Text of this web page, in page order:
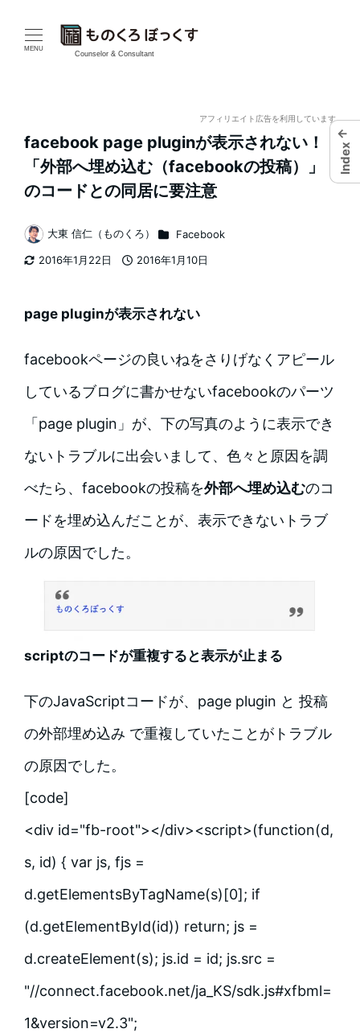
MENU
Counselor & Consultant
アフィリエイト広告を利用しています
facebook page pluginが表示されない！
「外部へ埋め込む（facebookの投稿）」
のコードとの同居に要注意
2016年1月22日
2016年1月10日
著
者
大東 信仁（ものくろ） カテゴリー
Facebook
page pluginが表示されない
facebookページの良いねをさりげなくアピール
しているブログに書かせないfacebookのパーツ
「page plugin」が、下の写真のように表示でき
ないトラブルに出会いまして、色々と原因を調
べたら、facebookの投稿を外部へ埋め込むのコ
ードを埋め込んだことが、表示できないトラブ
ルの原因でした。
scriptのコードが重複すると表示が止まる
下のJavaScriptコードが、page plugin と 投稿
の外部埋め込み で重複していたことがトラブル
の原因でした。
[code]
<div id="fb-root"></div><script>(function(d,
s, id) { var js, fjs =
d.getElementsByTagName(s)[0]; if
(d.getElementById(id)) return; js =
d.createElement(s); js.id = id; js.src =
"//connect.facebook.net/ja_KS/sdk.js#xfbml=
1&version=v2.3";
←
Index